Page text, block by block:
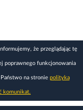
że przeglądając tę
poprawnego funkcjonowania
na stronie polityka
komunikat.